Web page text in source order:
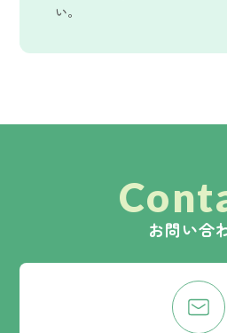
い。
お問い合